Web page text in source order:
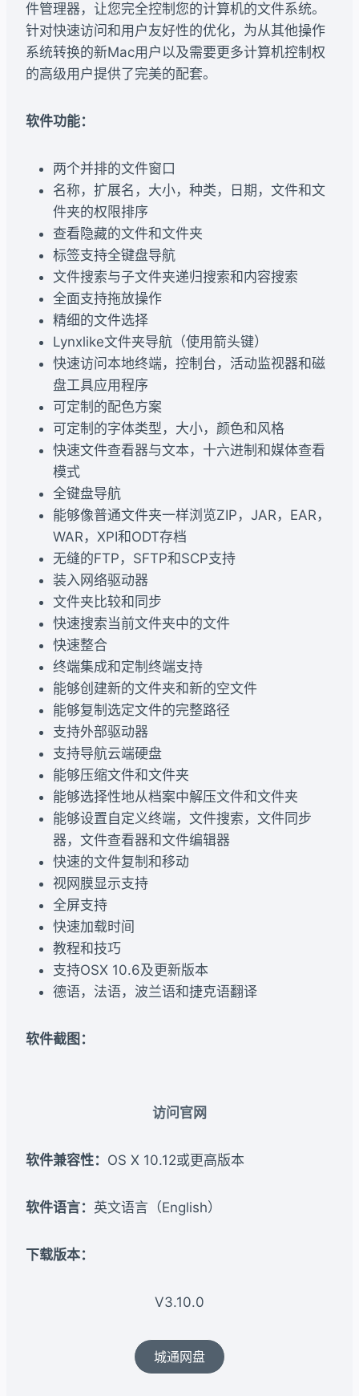
件管理器，让您完全控制您的计算机的文件系统。
针对快速访问和用户友好性的优化，为从其他操作
系统转换的新Mac用户以及需要更多计算机控制权
的高级用户提供了完美的配套。
软件功能：
两个并排的文件窗口
名称，扩展名，大小，种类，日期，文件和文
件夹的权限排序
查看隐藏的文件和文件夹
标签支持全键盘导航
文件搜索与子文件夹递归搜索和内容搜索
全面支持拖放操作
精细的文件选择
Lynxlike文件夹导航（使用箭头键）
快速访问本地终端，控制台，活动监视器和磁
盘工具应用程序
可定制的配色方案
可定制的字体类型，大小，颜色和风格
快速文件查看器与文本，十六进制和媒体查看
模式
全键盘导航
能够像普通文件夹一样浏览ZIP，JAR，EAR，
WAR，XPI和ODT存档
无缝的FTP，SFTP和SCP支持
装入网络驱动器
文件夹比较和同步
快速搜索当前文件夹中的文件
快速整合
终端集成和定制终端支持
能够创建新的文件夹和新的空文件
能够复制选定文件的完整路径
支持外部驱动器
支持导航云端硬盘
能够压缩文件和文件夹
能够选择性地从档案中解压文件和文件夹
能够设置自定义终端，文件搜索，文件同步
器，文件查看器和文件编辑器
快速的文件复制和移动
视网膜显示支持
全屏支持
快速加载时间
教程和技巧
支持OSX 10.6及更新版本
德语，法语，波兰语和捷克语翻译
软件截图：
访问官网
软件兼容性： OS X 10.12或更高版本
软件语言： 英文语言（English）
下载版本：​
V3.10.0
城通网盘